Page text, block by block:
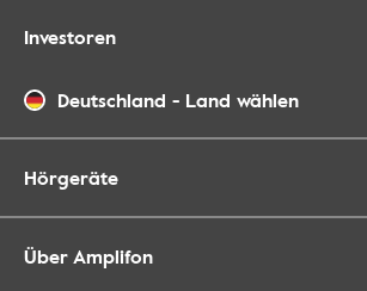
Investoren
Deutschland - Land wählen
Hörgeräte
Über Amplifon